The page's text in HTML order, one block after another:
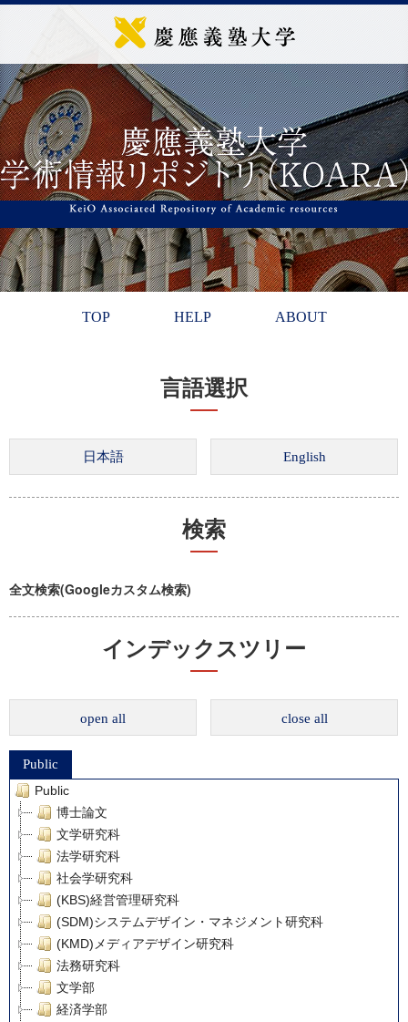
TOP HELP ABOUT
言語選択
検索
全文検索(Googleカスタム検索)
インデックスツリー
open all close all
Public
Public
博士論文
文学研究科
法学研究科
社会学研究科
(KBS)経営管理研究科
(SDM)システムデザイン・マネジメント研究科
(KMD)メディアデザイン研究科
法務研究科
文学部
経済学部